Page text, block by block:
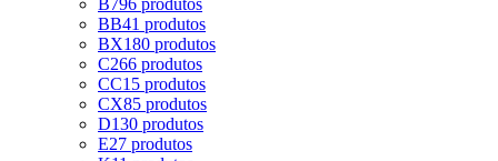
B796 produtos
BB41 produtos
BX180 produtos
C266 produtos
CC15 produtos
CX85 produtos
D130 produtos
E27 produtos